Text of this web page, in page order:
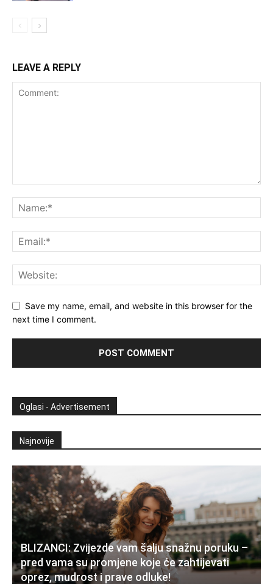
LEAVE A REPLY
Save my name, email, and website in this browser for the
next time I comment.
Oglasi - Advertisement
Najnovije
BLIZANCI: Zvijezde vam šalju snažnu poruku –
pred vama su promjene koje će zahtijevati
oprez, mudrost i prave odluke!